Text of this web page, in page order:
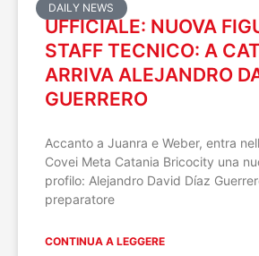
DAILY NEWS
UFFICIALE: NUOVA
STAFF TECNICO: A
ARRIVA ALEJANDRO
GUERRERO
Accanto a Juanra e Weber, entra
Covei Meta Catania Bricocity una
profilo: Alejandro David Díaz
preparatore
CONTINUA A LEGGERE